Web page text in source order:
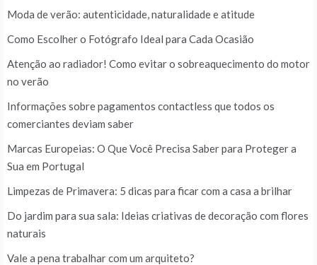
Moda de verão: autenticidade, naturalidade e atitude
Como Escolher o Fotógrafo Ideal para Cada Ocasião
Atenção ao radiador! Como evitar o sobreaquecimento do motor
no verão
Informações sobre pagamentos contactless que todos os
comerciantes deviam saber
Marcas Europeias: O Que Você Precisa Saber para Proteger a
Sua em Portugal
Limpezas de Primavera: 5 dicas para ficar com a casa a brilhar
Do jardim para sua sala: Ideias criativas de decoração com flores
naturais
Vale a pena trabalhar com um arquiteto?